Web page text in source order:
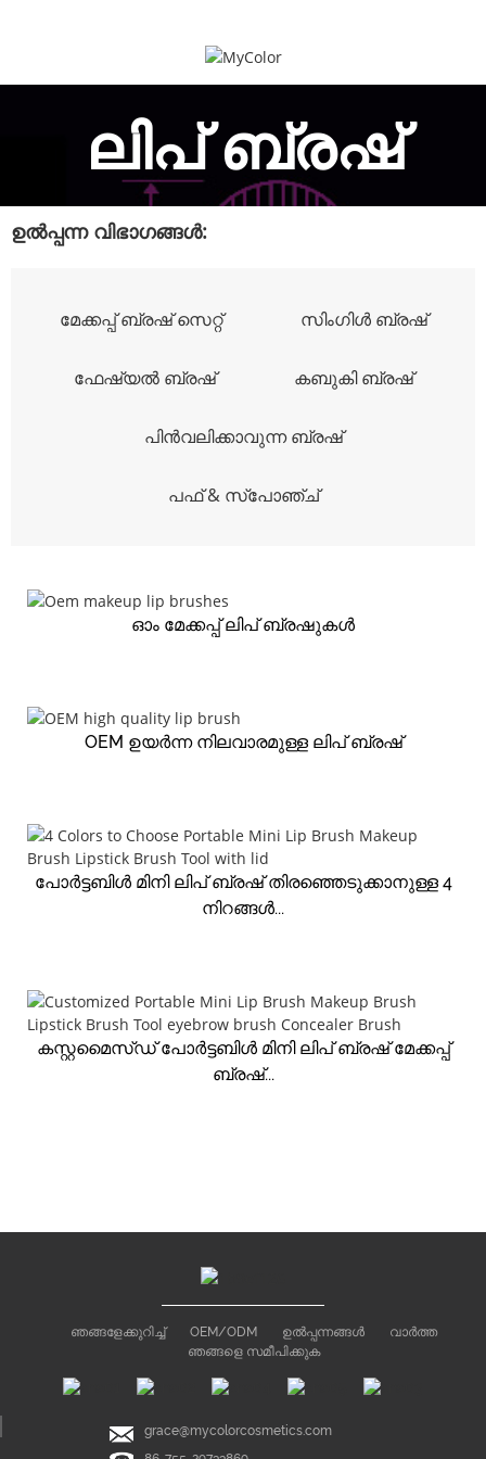
ലിപ് ബ്രഷ്
ഉൽപ്പന്ന വിഭാഗങ്ങൾ:
മേക്കപ്പ് ബ്രഷ് സെറ്റ് സിംഗിൾ ബ്രഷ്
ഫേഷ്യൽ ബ്രഷ് കബുകി ബ്രഷ്
പിൻവലിക്കാവുന്ന ബ്രഷ്
പഫ് & സ്പോഞ്ച്
ഓം മേക്കപ്പ് ലിപ് ബ്രഷുകൾ
OEM ഉയർന്ന നിലവാരമുള്ള ലിപ് ബ്രഷ്
പോർട്ടബിൾ മിനി ലിപ് ബ്രഷ് തിരഞ്ഞെടുക്കാനുള്ള 4
നിറങ്ങൾ...
കസ്റ്റമൈസ്ഡ് പോർട്ടബിൾ മിനി ലിപ് ബ്രഷ് മേക്കപ്പ്
ബ്രഷ്...
ഞങ്ങളേക്കുറിച്ച് OEM/ODM ഉൽപ്പന്നങ്ങൾ
വാർത്ത
ഞങ്ങളെ സമീപിക്കുക
grace@mycolorcosmetics.com